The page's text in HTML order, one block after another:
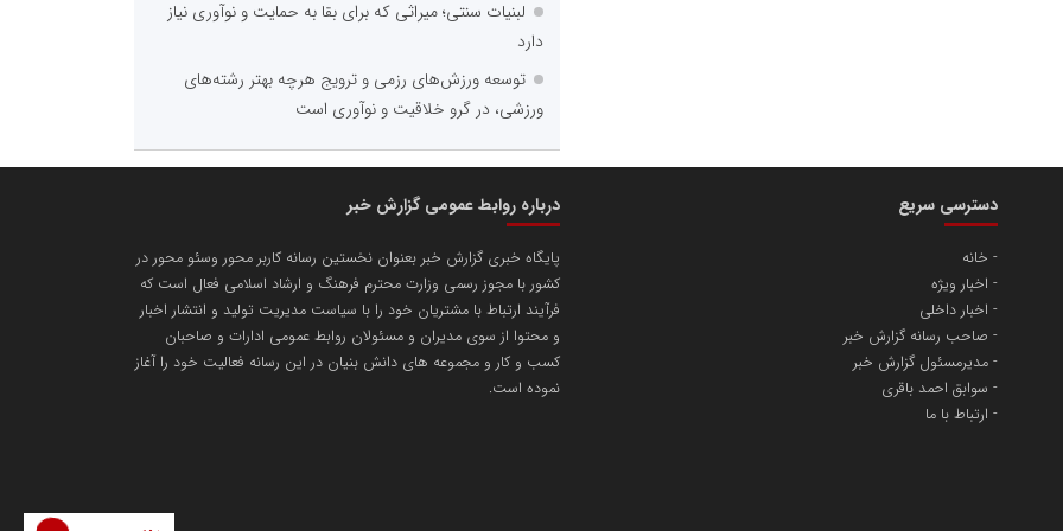
و تجارت
لبنیات سنتی؛ میراثی که برای بقا به حمایت و نوآوری نیاز
دارد
توسعه ورزش‌های رزمی و ترویج هرچه بهتر رشته‌های
ورزشی، در گرو خلاقیت و نوآوری است
دسترسی سریع
خانه
اخبار ویژه
اخبار داخلی
صاحب رسانه گزارش خبر
مدیرمسئول گزارش خبر
سوابق احمد باقری
ارتباط با ما
درباره روابط عمومی گزارش خبر
پایگاه خبری گزارش خبر بعنوان نخستین رسانه کاربر محور وسئو محور در
کشور با مجوز رسمی وزارت محترم فرهنگ و ارشاد اسلامی فعال است که
فرآیند ارتباط با مشتریان خود را با سیاست مدیریت تولید و انتشار اخبار
و محتوا از سوی مدیران و مسئولان روابط عمومی ادارات و صاحبان
کسب و کار و مجموعه های دانش بنیان در این رسانه فعالیت خود را آغاز
نموده است.